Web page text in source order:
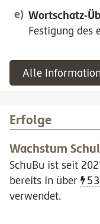
Wortschatz-
Festigung des
Alle
Erfolge
Wachstum
SchuBu ist seit
bereits in über
verwendet.